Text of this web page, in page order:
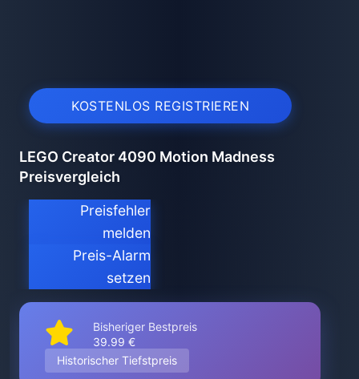
KOSTENLOS REGISTRIEREN
LEGO Creator 4090 Motion Madness
Preisvergleich
Preisfehler
melden
Preis-Alarm
setzen
Bisheriger Bestpreis
39.99 €
Historischer Tiefstpreis